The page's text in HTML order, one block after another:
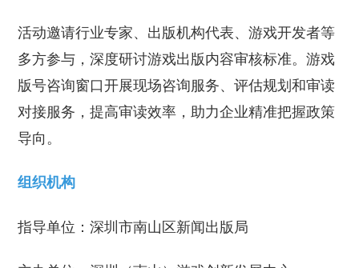
活动邀请行业专家、出版机构代表、游戏开发者等
多方参与，深度研讨游戏出版内容审核标准。游戏
版号咨询窗口开展现场咨询服务、评估规划和审读
对接服务，提高审读效率，助力企业精准把握政策
导向。
组织机构
指导单位：深圳市南山区新闻出版局